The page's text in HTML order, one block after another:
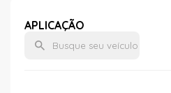
APLICAÇÃO